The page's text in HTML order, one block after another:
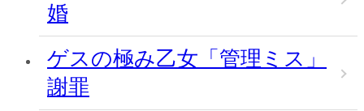
婚
ゲスの極み乙女「管理ミス」
謝罪